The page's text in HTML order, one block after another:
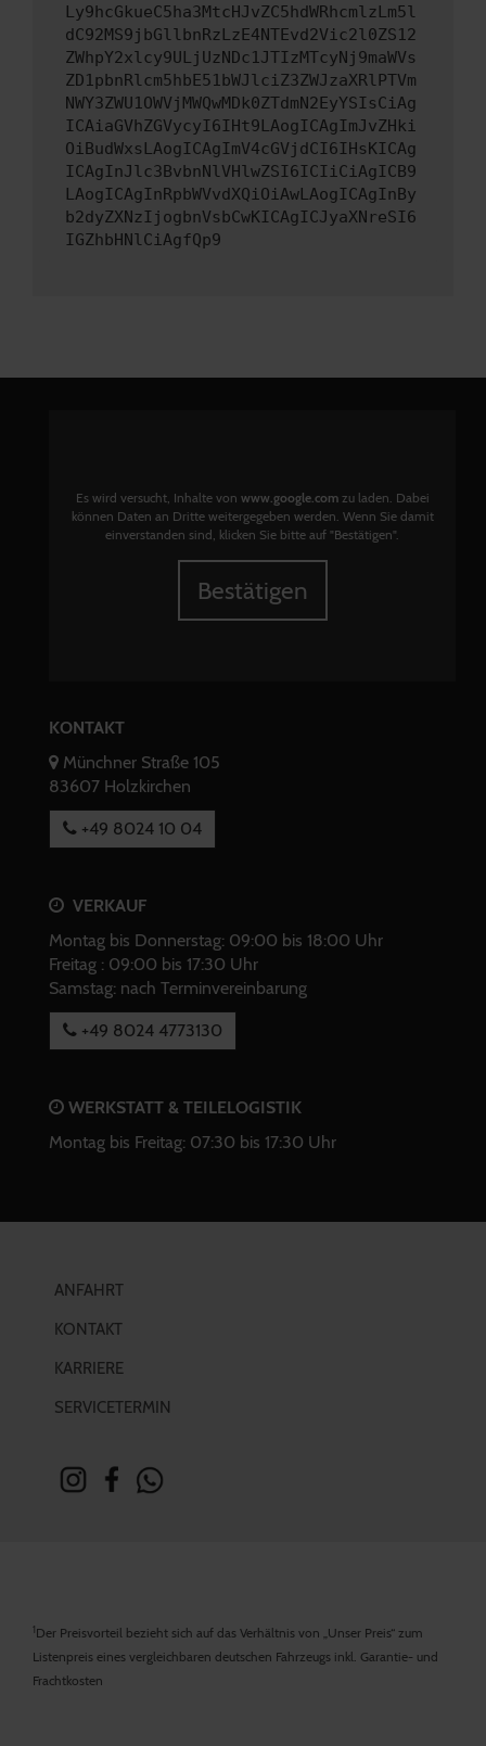
Ly9hcGkueC5ha3MtcHJvZC5hdWRhcmlzLm5l
dC92MS9jbGllbnRzLzE4NTEvd2Vic2l0ZS12
ZWhpY2xlcy9ULjUzNDc1JTIzMTcyNj9maWVs
ZD1pbnRlcm5hbE51bWJlciZ3ZWJzaXRlPTVm
NWY3ZWU1OWVjMWQwMDk0ZTdmN2EyYSIsCiAg
ICAiaGVhZGVycyI6IHt9LAogICAgImJvZHki
OiBudWxsLAogICAgImV4cGVjdCI6IHsKICAg
ICAgInJlc3BvbnNlVHlwZSI6ICIiCiAgICB9
LAogICAgInRpbWVvdXQiOiAwLAogICAgInBy
b2dyZXNzIjogbnVsbCwKICAgICJyaXNreSI6
IGZhbHNlCiAgfQp9
Es wird versucht, Inhalte von www.google.comzu laden. Dabei
können Daten an Dritte weitergegeben werden. Wenn Sie damit
einverstanden sind, klicken Sie bitte auf "Bestätigen".
Bestätigen
KONTAKT
Münchner Straße 105
83607 Holzkirchen
+49 8024 10 04
VERKAUF
Montag bis Donnerstag: 09:00 bis 18:00 Uhr
Freitag : 09:00 bis 17:30 Uhr
Samstag: nach Terminvereinbarung
+49 8024 4773130
WERKSTATT & TEILELOGISTIK
Montag bis Freitag: 07:30 bis 17:30 Uhr
ANFAHRT
KONTAKT
KARRIERE
SERVICETERMIN
1Der Preisvorteil bezieht sich auf das Verhältnis von „Unser Preis“ zum
Listenpreis eines vergleichbaren deutschen Fahrzeugs inkl. Garantie- und
Frachtkosten